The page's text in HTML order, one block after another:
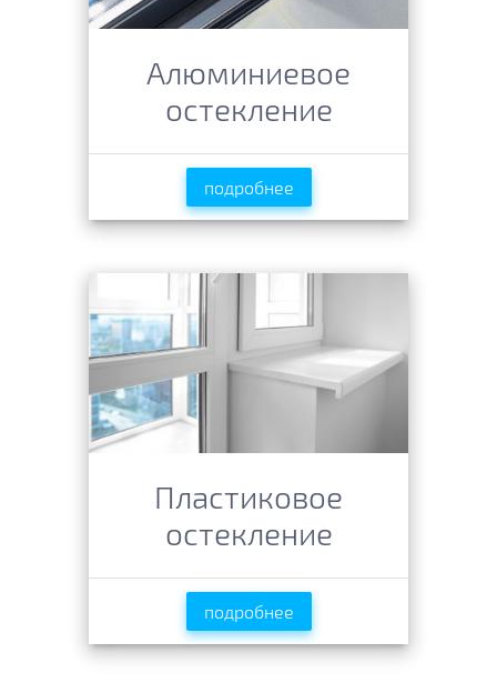
Алюминиевое
остекление
подробнее
Пластиковое
остекление
подробнее